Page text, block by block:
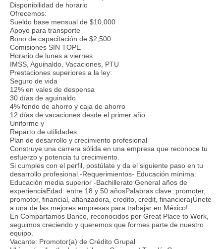
Disponibilidad de horario
Ofrecemos:
Sueldo base mensual de $10,000
Apoyo para transporte
Bono de capacitación de $2,500
Comisiones SIN TOPE
Horario de lunes a viernes
IMSS, Aguinaldo, Vacaciones, PTU
Prestaciones superiores a la ley:
Seguro de vida
12% en vales de despensa
30 días de aguinaldo
4% fondo de ahorro y caja de ahorro
12 días de vacaciones desde el primer año
Uniforme y
Reparto de utilidades
Plan de desarrollo y crecimiento profesional
Construye una carrera sólida en una empresa que reconoce tu
esfuerzo y potencia tu crecimiento.
Si cumples con el perfil, postúlate y da el siguiente paso en tu
desarrollo profesional.-Requerimientos- Educación mínima:
Educación media superior -Bachillerato General años de
experienciaEdad: entre 18 y 50 añosPalabras clave: promoter,
promotor, financial, afianzadora, credito, credit, financiera¡Únete
a una de las mejores empresas para trabajar en México!
En Compartamos Banco, reconocidos por Great Place to Work,
seguimos creciendo y queremos que formes parte de nuestro
equipo.
Vacante: Promotor(a) de Crédito Grupal